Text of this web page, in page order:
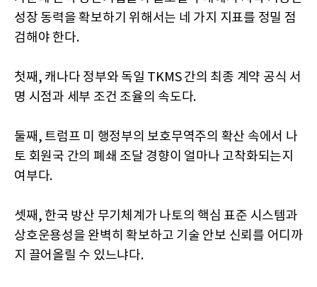
성장 동력을 확보하기 위해서는 네 가지 지표를 정밀 점
검해야 한다.
첫째, 캐나다 정부와 독일 TKMS 간의 최종 계약 공식 서
명 시점과 세부 조건 조율의 속도다.
둘째, 트럼프 미 행정부의 보호무역주의 확산 속에서 나
토 회원국 간의 폐쇄 조달 경향이 얼마나 고착화되는지
여부다.
셋째, 한국 방산 무기체계가 나토의 핵심 표준 시스템과
상호운용성을 완벽히 확보하고 기술 안보 신뢰를 어디까
지 끌어올릴 수 있느냐다.